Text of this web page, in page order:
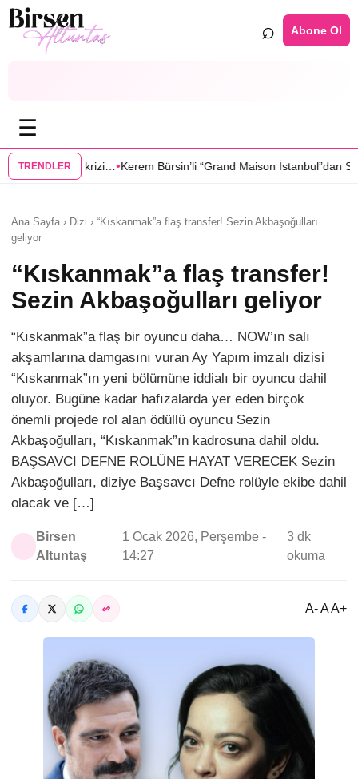
⌕ Abone Ol
☰
TRENDLER
•Kerem Bürsin’li “Grand Maison İstanbul”dan Sıla Türkoğlu’na teklif
Ana Sayfa › Dizi › “Kıskanmak”a flaş transfer! Sezin Akbaşoğulları
geliyor
“Kıskanmak”a flaş transfer!
Sezin Akbaşoğulları geliyor
“Kıskanmak”a flaş bir oyuncu daha… NOW’ın salı
akşamlarına damgasını vuran Ay Yapım imzalı dizisi
“Kıskanmak”ın yeni bölümüne iddialı bir oyuncu dahil
oluyor. Bugüne kadar hafızalarda yer eden birçok
önemli projede rol alan ödüllü oyuncu Sezin
Akbaşoğulları, “Kıskanmak”ın kadrosuna dahil oldu.
BAŞSAVCI DEFNE ROLÜNE HAYAT VERECEK Sezin
Akbaşoğulları, diziye Başsavcı Defne rolüyle ekibe dahil
olacak ve […]
Birsen
Altuntaş
1 Ocak 2026, Perşembe -
14:27
3 dk
okuma
A- A A+